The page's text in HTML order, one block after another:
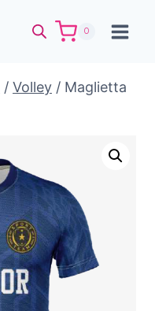
0
/ Volley / Maglietta